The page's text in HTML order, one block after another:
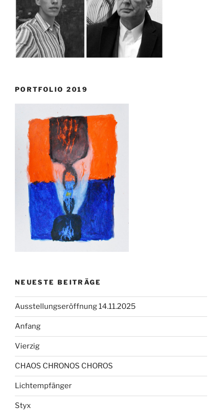
PORTFOLIO 2019
NEUESTE BEITRÄGE
Ausstellungseröffnung 14.11.2025
Anfang
Vierzig
CHAOS CHRONOS CHOROS
Lichtempfänger
Styx